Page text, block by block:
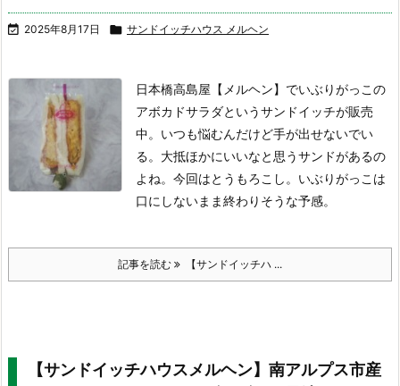
 2025年8月17日  サンドイッチハウス メルヘン
日本橋高島屋【メルヘン】でいぶりがっこの
アボカドサラダというサンドイッチが販売
中。いつも悩むんだけど手が出せないでい
る。大抵ほかにいいなと思うサンドがあるの
よね。今回はとうもろこし。いぶりがっこは
口にしないまま終わりそうな予感。
記事を読む 【サンドイッチハ ...
【サンドイッチハウスメルヘン】南アルプス市産